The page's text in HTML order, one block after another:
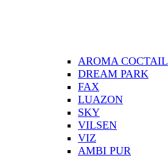
AROMA COCTAIL
DREAM PARK
FAX
LUAZON
SKY
VILSEN
VIZ
АMBI PUR